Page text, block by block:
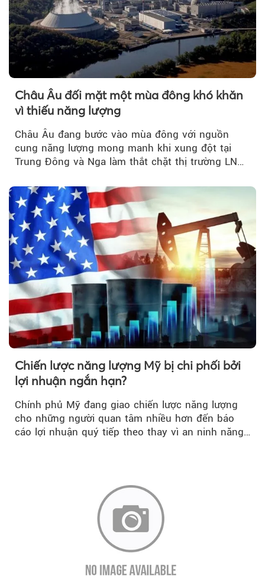
Châu Âu đối mặt một mùa đông khó khăn
vì thiếu năng lượng
Châu Âu đang bước vào mùa đông với nguồn
cung năng lượng mong manh khi xung đột tại
Trung Đông và Nga làm thắt chặt thị trường LNG
lo ngại.
Chiến lược năng lượng Mỹ bị chi phối bởi
lợi nhuận ngắn hạn?
Chính phủ Mỹ đang giao chiến lược năng lượng
cho những người quan tâm nhiều hơn đến báo
cáo lợi nhuận quý tiếp theo thay vì an ninh năng